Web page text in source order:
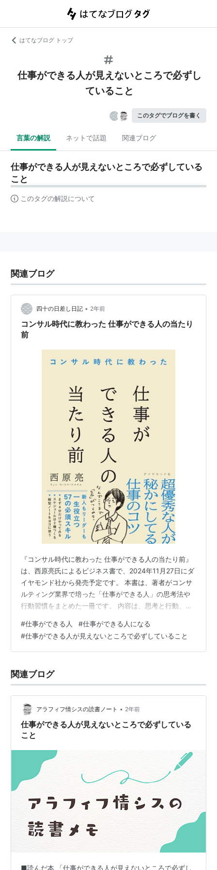
はてなブログ トップ
仕事ができる人が見えないところで必ずし
ていること
このタグでブログを書く
言葉の解説 ネットで話題 関連ブログ
仕事ができる人が見えないところで必ずしている
こと
このタグの解説について
関連ブログ
四十の日差し日記 • 2年前
コンサル時代に教わった 仕事ができる人の当たり
前
『コンサル時代に教わった 仕事ができる人の当たり前』
は、西原亮氏によるビジネス書で、2024年11月27日にダ
イヤモンド社から発売予定です。 本書は、著者がコンサ
ルティング業界で培った「仕事ができる人」の思考法や
行動習慣をまとめた一冊です。 内容は、思考と行動、コ
言語化、読書術、礼儀など、多岐にわたるテーマで実践
的なスキルを紹介しています。例えば、「わかったふり
をしない」「いきなり手を動かさない」「上司に答えを
ます。 著者の西原亮氏は、慶應義塾大学卒業後、経営コ
ンサルティング会社に入社し、全社組…
#仕事ができる人 #仕事ができる人になる
#仕事ができる人が見えないところで必ずしていること
関連ブログ
アラフィフ情シスの読書ノート • 2年前
仕事ができる人が見えないところで必ずしている
こと
■読んだ本 「仕事ができる人が見えないところで必ずし